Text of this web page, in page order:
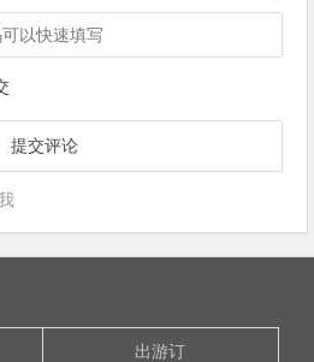
出游订